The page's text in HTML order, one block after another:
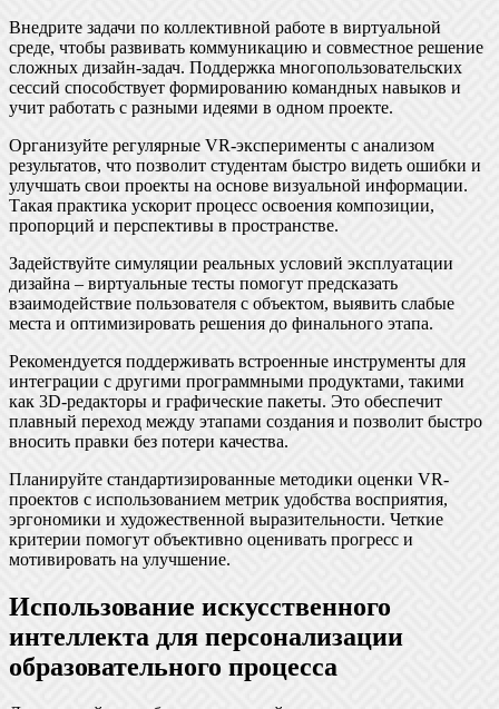
Внедрите задачи по коллективной работе в виртуальной
среде, чтобы развивать коммуникацию и совместное решение
сложных дизайн-задач. Поддержка многопользовательских
сессий способствует формированию командных навыков и
учит работать с разными идеями в одном проекте.
Организуйте регулярные VR-эксперименты с анализом
результатов, что позволит студентам быстро видеть ошибки и
улучшать свои проекты на основе визуальной информации.
Такая практика ускорит процесс освоения композиции,
пропорций и перспективы в пространстве.
Задействуйте симуляции реальных условий эксплуатации
дизайна – виртуальные тесты помогут предсказать
взаимодействие пользователя с объектом, выявить слабые
места и оптимизировать решения до финального этапа.
Рекомендуется поддерживать встроенные инструменты для
интеграции с другими программными продуктами, такими
как 3D-редакторы и графические пакеты. Это обеспечит
плавный переход между этапами создания и позволит быстро
вносить правки без потери качества.
Планируйте стандартизированные методики оценки VR-
проектов с использованием метрик удобства восприятия,
эргономики и художественной выразительности. Четкие
критерии помогут объективно оценивать прогресс и
мотивировать на улучшение.
Использование искусственного
интеллекта для персонализации
образовательного процесса